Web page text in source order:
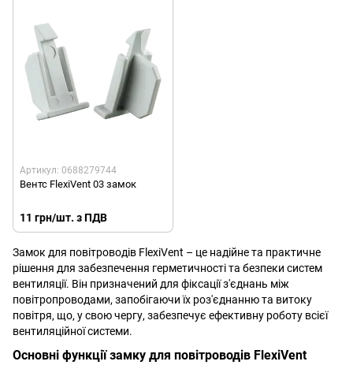
Артикул: 0688279744
Вентс FlexiVent 03 замок
11 грн/шт. з ПДВ
Замок для повітроводів FlexiVent – ​​це надійне та практичне
рішення для забезпечення герметичності та безпеки систем
вентиляції. Він призначений для фіксації з'єднань між
повітропроводами, запобігаючи їх роз'єднанню та витоку
повітря, що, у свою чергу, забезпечує ефективну роботу всієї
вентиляційної системи.
Основні функції замку для повітроводів FlexiVent